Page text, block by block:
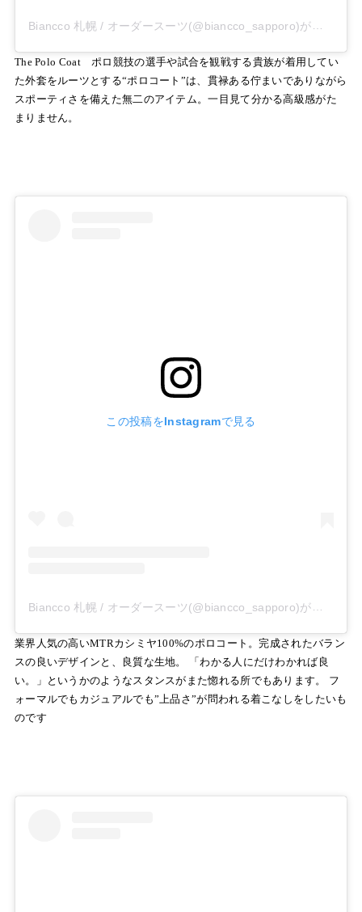
The Polo Coat ポロ競技の選手や試合を観戦する貴族が着用してい
た外套をルーツとする“ポロコート”は、貫禄ある佇まいでありながら
スポーティさを備えた無二のアイテム。一目見て分かる高級感がた
まりません。
この投稿をInstagramで見る
Biancco 札幌 / オーダースーツ(@biancco_sapporo)がシェアした投稿
業界人気の高いMTRカシミヤ100%のポロコート。完成されたバラン
スの良いデザインと、良質な生地。 「わかる人にだけわかれば良
い。」というかのようなスタンスがまた惚れる所でもあります。 フ
ォーマルでもカジュアルでも”上品さ”が問われる着こなしをしたいも
のです